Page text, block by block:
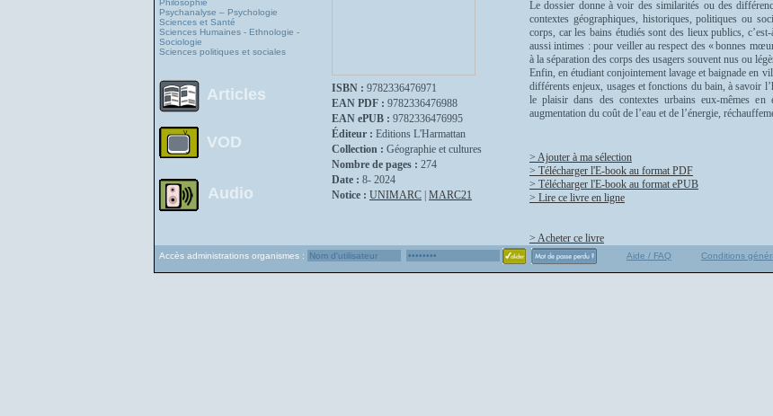
Psychanalyse – Psychologie
Sciences et Santé
Sciences Humaines - Ethnologie -
Sociologie
Sciences politiques et sociales
Articles
VOD
Audio
ISBN : 9782336476971
EAN PDF : 9782336476988
EAN ePUB : 9782336476995
Éditeur : Editions L'Harmattan
Collection : Géographie et cultures
Nombre de pages : 274
Date : 8- 2024
Notice : UNIMARC MARC21
Le dossier donne à voir des similarités ou des
contextes géographiques, historiques, politiques ou
corps, car les bains étudiés sont des lieux publics,
aussi intimes : pour veiller au respect des « bonnes
à la séparation des corps des usagers souvent nus ou
Enfin, en étudiant conjointement lavage et baignade en
différents enjeux, usages et fonctions du bain, à savoir
le plaisir dans des contextes urbains eux-mêmes
augmentation du coût de l’eau et de l’énergie,
> Ajouter à ma sélection
> Télécharger l'E-book au format PDF
> Télécharger l'E-book au format ePUB
> Lire ce livre en ligne
> Acheter ce livre
Accès administrations organismes : Aide / FAQ Conditions